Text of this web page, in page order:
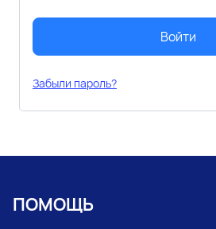
Войти
Забыли пароль?
ПОМОЩЬ